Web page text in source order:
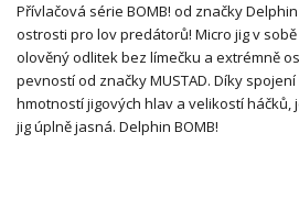
Přívlačová série BOMB! od značky
ostrosti pro lov predátorů! Micro jig v
olověný odlitek bez límečku a extrémně
pevností od značky MUSTAD. Díky
hmotností jigových hlav a velikostí háčků,
jig úplně jasná. Delphin BOMB!